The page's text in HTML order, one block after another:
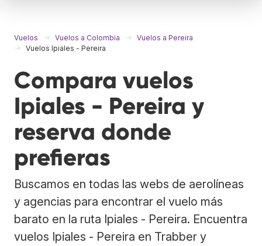
Vuelos Vuelos a Colombia
Vuelos a Pereira
Vuelos Ipiales - Pereira
Compara vuelos
Ipiales - Pereira y
reserva donde
prefieras
Buscamos en todas las webs de aerolíneas
y agencias para encontrar el vuelo más
barato en la ruta Ipiales - Pereira. Encuentra
vuelos Ipiales - Pereira en Trabber y